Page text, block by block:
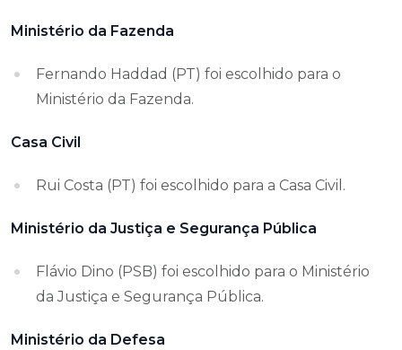
Ministério da Fazenda
Fernando Haddad (PT) foi escolhido para o
Ministério da Fazenda.
Casa Civil
Rui Costa (PT) foi escolhido para a Casa Civil.
Ministério da Justiça e Segurança Pública
Flávio Dino (PSB) foi escolhido para o Ministério
da Justiça e Segurança Pública.
Ministério da Defesa